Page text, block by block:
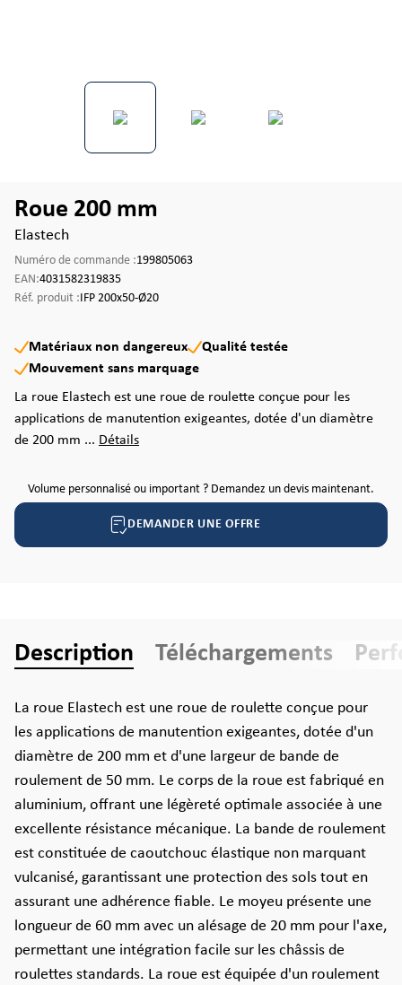
Roue 200 mm
Elastech
Numéro de commande :199805063
EAN:4031582319835
Réf. produit :IFP 200x50-Ø20
Matériaux non dangereux
Qualité testée
Mouvement sans marquage
La roue Elastech est une roue de roulette conçue pour les
applications de manutention exigeantes, dotée d'un diamètre
de 200 mm ... Détails
Volume personnalisé ou important ? Demandez un devis maintenant.
DEMANDER UNE OFFRE
Description Téléchargements
La roue Elastech est une roue de roulette conçue pour
les applications de manutention exigeantes, dotée d'un
diamètre de 200 mm et d'une largeur de bande de
roulement de 50 mm. Le corps de la roue est fabriqué en
aluminium, offrant une légèreté optimale associée à une
excellente résistance mécanique. La bande de roulement
est constituée de caoutchouc élastique non marquant
vulcanisé, garantissant une protection des sols tout en
assurant une adhérence fiable. Le moyeu présente une
longueur de 60 mm avec un alésage de 20 mm pour l'axe,
permettant une intégration facile sur les châssis de
roulettes standards. La roue est équipée d'un roulement